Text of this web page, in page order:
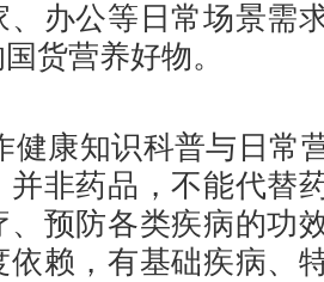
、办公等日常场景需
货营养好物。
健康知识科普与日常
并非药品，不能代替
、预防各类疾病的功
依赖，有基础疾病、